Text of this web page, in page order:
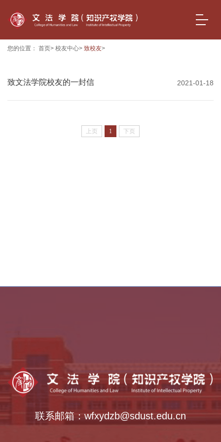
您的位置： 首页> 校友中心> 致校友>
致文法学院校友的一封信 2021-01-18
上页 1 下页
智慧校园
联系邮箱：wfxydzb@sdust.edu.cn